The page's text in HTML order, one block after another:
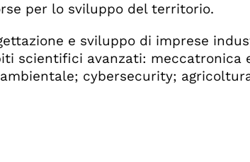
per lo sviluppo del territorio.
e sviluppo di imprese
scientifici avanzati: meccatronica
cybersecurity;